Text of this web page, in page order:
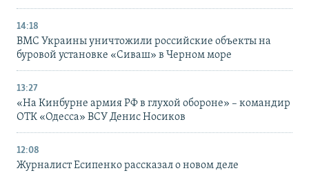
14:18
ВМС Украины уничтожили российские объекты на
буровой установке «Сиваш» в Черном море
13:27
«На Кинбурне армия РФ в глухой обороне» – командир
ОТК «Одесса» ВСУ Денис Носиков
12:08
Журналист Есипенко рассказал о новом деле